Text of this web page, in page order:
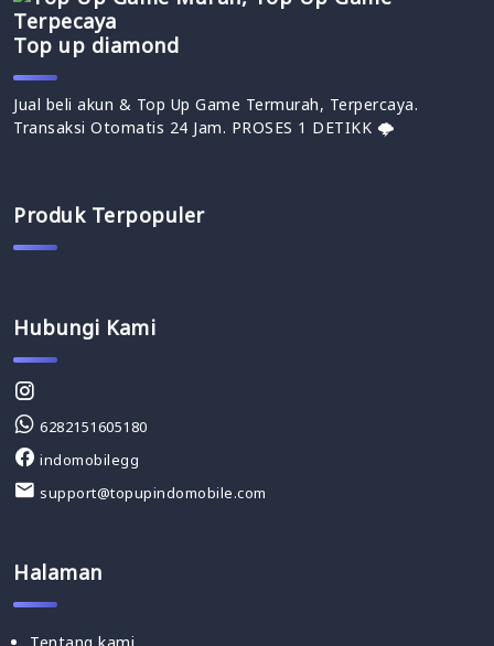
Top up diamond
Jual beli akun & Top Up Game Termurah, Terpercaya.
Transaksi Otomatis 24 Jam. PROSES 1 DETIKK 🌩
Produk Terpopuler
Hubungi Kami
6282151605180
indomobilegg
support@topupindomobile.com
Halaman